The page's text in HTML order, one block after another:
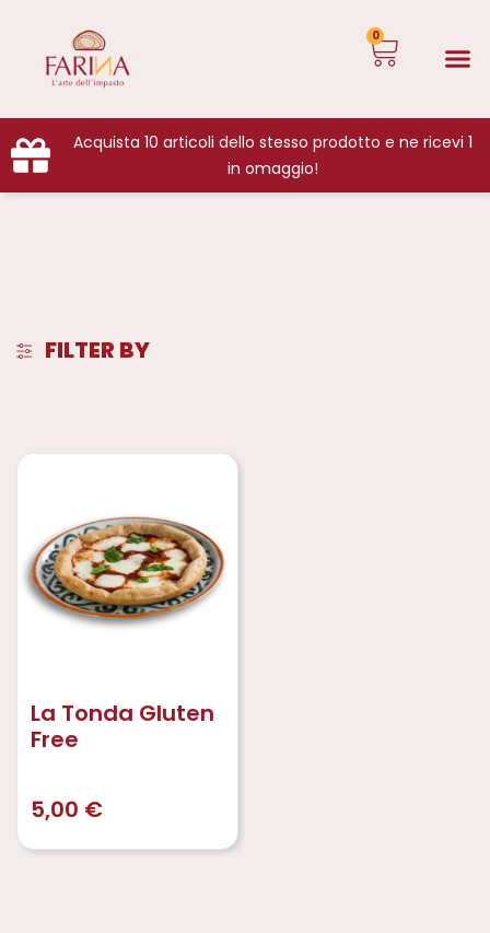
0
Acquista 10 articoli dello stesso prodotto e ne ricevi 1
in omaggio!
FILTER BY
La Tonda Gluten
Free
5,00 €